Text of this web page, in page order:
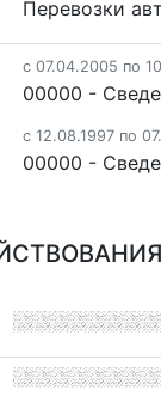
Перевозки
c 07.04.2005 по
00000 -
c 12.08.1997 по
00000 -